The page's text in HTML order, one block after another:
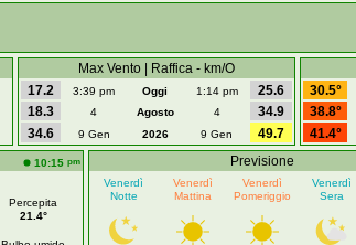
Max Vento | Raffica - km/O
17.2
3:39 pm Oggi 1:14 pm
25.6
18.3
4 Agosto 4
34.9
34.6
9 Gen 2026 9 Gen 49.7
30.5°
38.8°
41.4°
10:15 pm
Percepita
21.4°
Previsione
Venerdì
Notte
Venerdì
Mattina
Venerdì
Pomeriggio
Venerdì
Sera